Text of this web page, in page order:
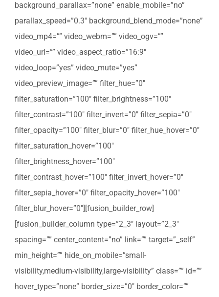
background_parallax=”none” enable_mobile=”no”
parallax_speed=”0.3″ background_blend_mode=”none”
video_mp4=”” video_webm=”” video_ogv=””
video_url=”” video_aspect_ratio=”16:9″
video_loop=”yes” video_mute=”yes”
video_preview_image=”” filter_hue=”0″
filter_saturation=”100″ filter_brightness=”100″
filter_contrast=”100″ filter_invert=”0″ filter_sepia=”0″
filter_opacity=”100″ filter_blur=”0″ filter_hue_hover=”0″
filter_saturation_hover=”100″
filter_brightness_hover=”100″
filter_contrast_hover=”100″ filter_invert_hover=”0″
filter_sepia_hover=”0″ filter_opacity_hover=”100″
filter_blur_hover=”0″][fusion_builder_row]
[fusion_builder_column type=”2_3″ layout=”2_3″
spacing=”” center_content=”no” link=”” target=”_self”
min_height=”” hide_on_mobile=”small-
visibility,medium-visibility,large-visibility” class=”” id=””
hover_type=”none” border_size=”0″ border_color=””